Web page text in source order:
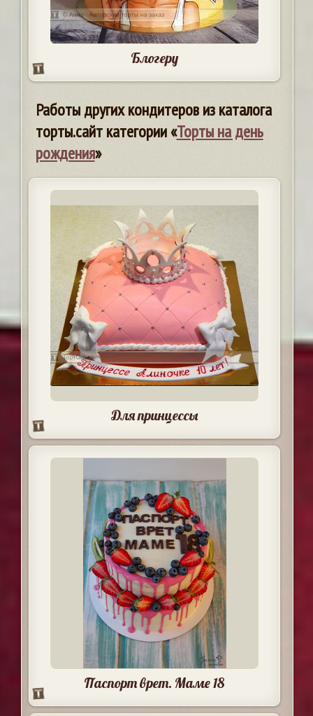
Блогеру
Работы других кондитеров из каталога
торты.сайт категории «Торты на день
рождения»
Для принцессы
Паспорт врет. Маме 18